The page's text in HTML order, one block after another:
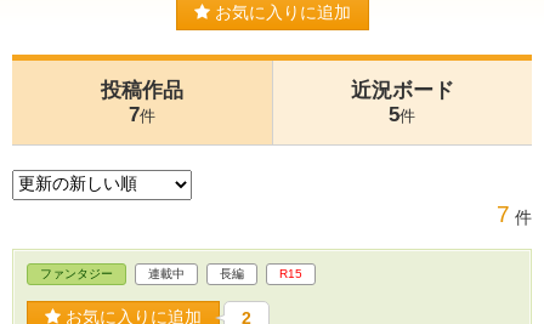
お気に入りに追加
投稿作品
7件
近況ボード
5件
7 件
ファンタジー 連載中 長編 R15
お気に入りに追加 2